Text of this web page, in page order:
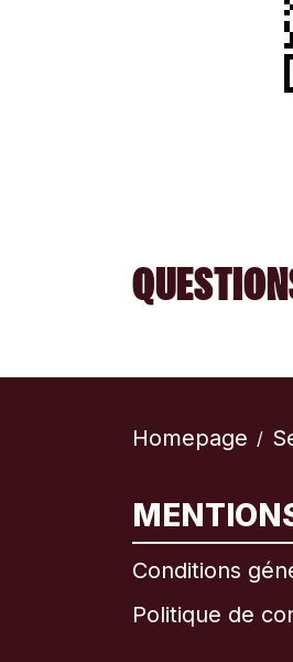
Homepage /
Conditions
Politique de